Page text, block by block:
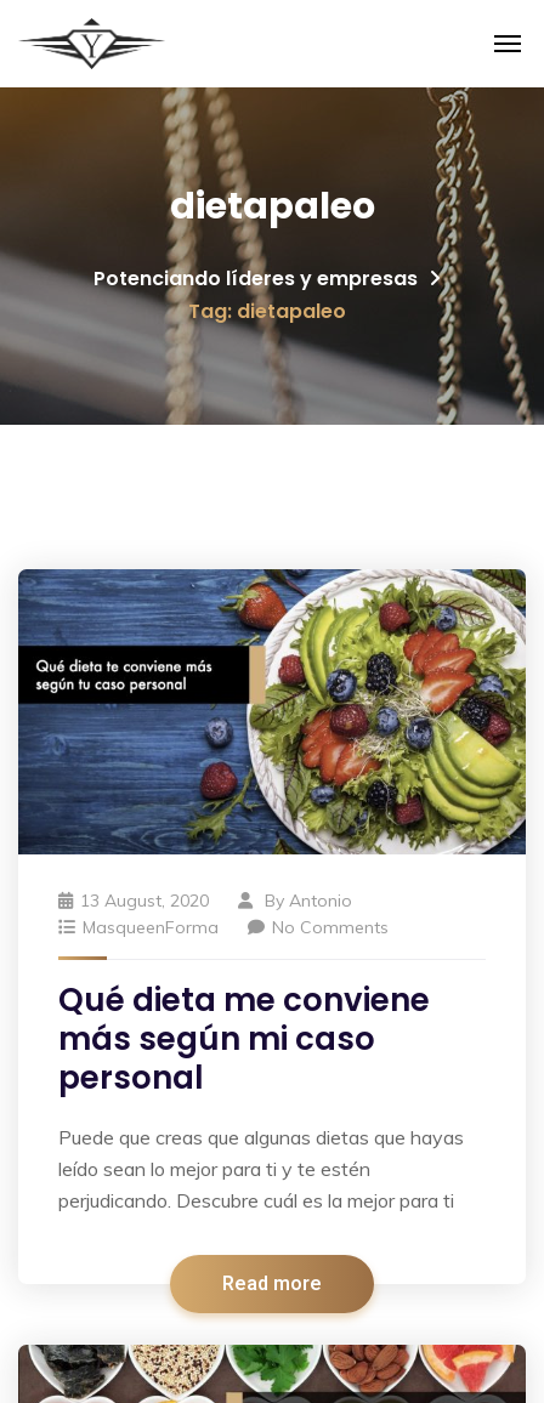
dietapaleo
Potenciando líderes y empresas
Tag: dietapaleo
13 August, 2020 By Antonio
MasqueenForma
No Comments
Qué dieta me conviene
más según mi caso
personal
Puede que creas que algunas dietas que hayas
leído sean lo mejor para ti y te estén
perjudicando. Descubre cuál es la mejor para ti
Read more